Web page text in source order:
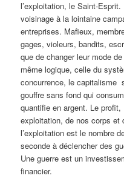
l’exploitation, le Saint-
voisinage à la lointaine
entreprises. Mafieux,
gages, violeurs, bandits,
que de changer leur mode
même logique, celle du
concurrence, le capitalisme
gouffre sans fond qui
quantifie en argent. Le
exploitation, de nos corps et
l’exploitation est le nombre
seconde à déclencher des
Une guerre est un
financier.